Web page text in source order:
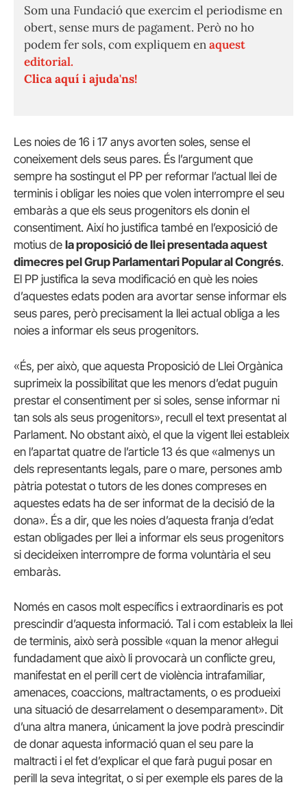
Som una Fundació que exercim el periodisme en
obert, sense murs de pagament. Però no ho
podem fer sols, com expliquem enaquest
editorial.
Clica aquí i ajuda'ns!
Les noies de 16 i 17 anys avorten soles, sense el
coneixement dels seus pares. És l’argument que
sempre ha sostingut el PP per reformar l’actual llei de
terminis i obligar les noies que volen interrompre el seu
embaràs a que els seus progenitors els donin el
consentiment. Així ho justifica també en l’exposició de
motius de la proposició de llei presentada aquest
dimecres pel Grup Parlamentari Popular al Congrés.
El PP justifica la seva modificació en què les noies
d’aquestes edats poden ara avortar sense informar els
seus pares, però precisament la llei actual obliga a les
noies a informar els seus progenitors.
«És, per això, que aquesta Proposició de Llei Orgànica
suprimeix la possibilitat que les menors d’edat puguin
prestar el consentiment per si soles, sense informar ni
tan sols als seus progenitors», recull el text presentat al
Parlament. No obstant això, el que la vigent llei estableix
en l’apartat quatre de l’article 13 és que «almenys un
dels representants legals, pare o mare, persones amb
pàtria potestat o tutors de les dones compreses en
aquestes edats ha de ser informat de la decisió de la
dona». És a dir, que les noies d’aquesta franja d’edat
estan obligades per llei a informar els seus progenitors
si decideixen interrompre de forma voluntària el seu
embaràs.
Només en casos molt específics i extraordinaris es pot
prescindir d’aquesta informació. Tal i com estableix la llei
de terminis, això serà possible «quan la menor al·legui
fundadament que això li provocarà un conflicte greu,
manifestat en el perill cert de violència intrafamiliar,
amenaces, coaccions, maltractaments, o es produeixi
una situació de desarrelament o desemparament». Dit
d’una altra manera, únicament la jove podrà prescindir
de donar aquesta informació quan el seu pare la
maltracti i el fet d’explicar el que farà pugui posar en
perill la seva integritat, o si per exemple els pares de la